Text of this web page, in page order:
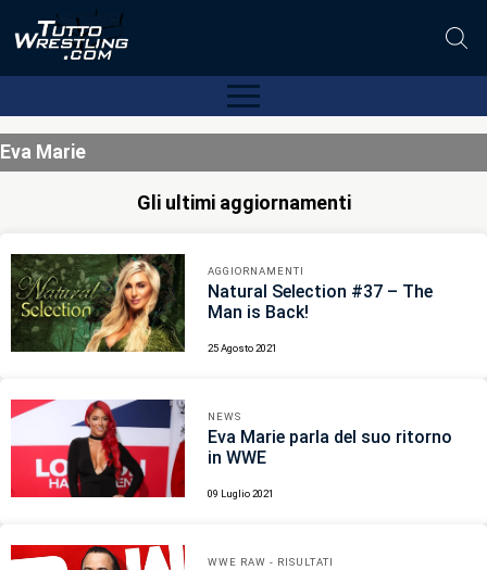
Eva Marie
Gli ultimi aggiornamenti
AGGIORNAMENTI
Natural Selection #37 – The
Man is Back!
25 Agosto 2021
NEWS
Eva Marie parla del suo ritorno
in WWE
09 Luglio 2021
WWE RAW - RISULTATI